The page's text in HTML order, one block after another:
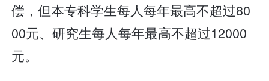
偿，但本专科学生每人每年最高不超过80
00元、研究生每人每年最高不超过12000
元。